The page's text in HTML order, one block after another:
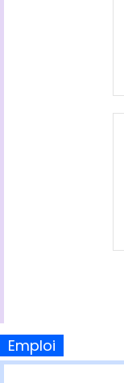
Emploi